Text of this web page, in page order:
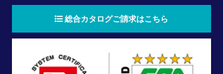
総合カタログご請求はこちら